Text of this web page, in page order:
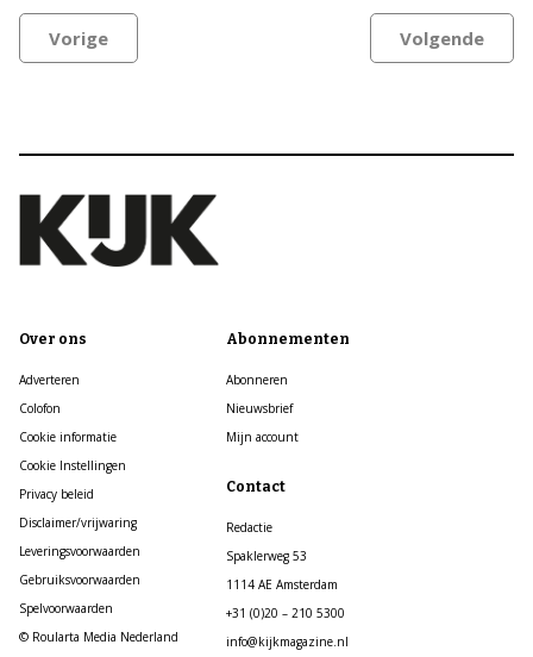
Vorige Volgende
Over ons
Adverteren
Colofon
Cookie informatie
Cookie Instellingen
Privacy beleid
Disclaimer/vrijwaring
Leveringsvoorwaarden
Gebruiksvoorwaarden
Spelvoorwaarden
© Roularta Media Nederland
Abonnementen
Abonneren
Nieuwsbrief
Mijn account
Contact
Redactie
Spaklerweg 53
1114 AE Amsterdam
+31 (0)20 – 210 5300
info@kijkmagazine.nl